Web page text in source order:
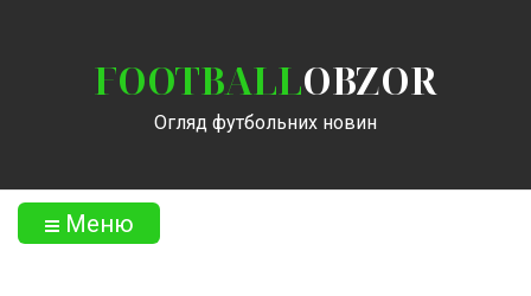
FOOTBALLOBZOR
Огляд футбольних новин
Меню